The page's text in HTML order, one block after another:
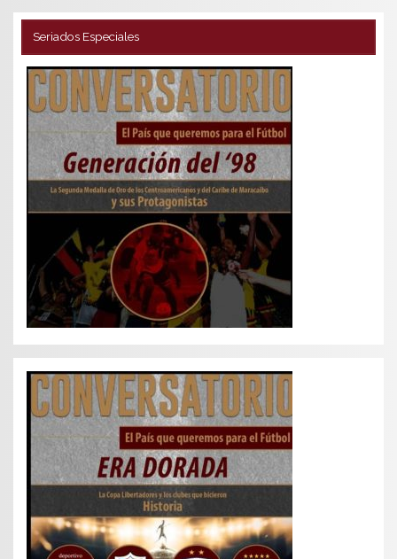
Seriados Especiales